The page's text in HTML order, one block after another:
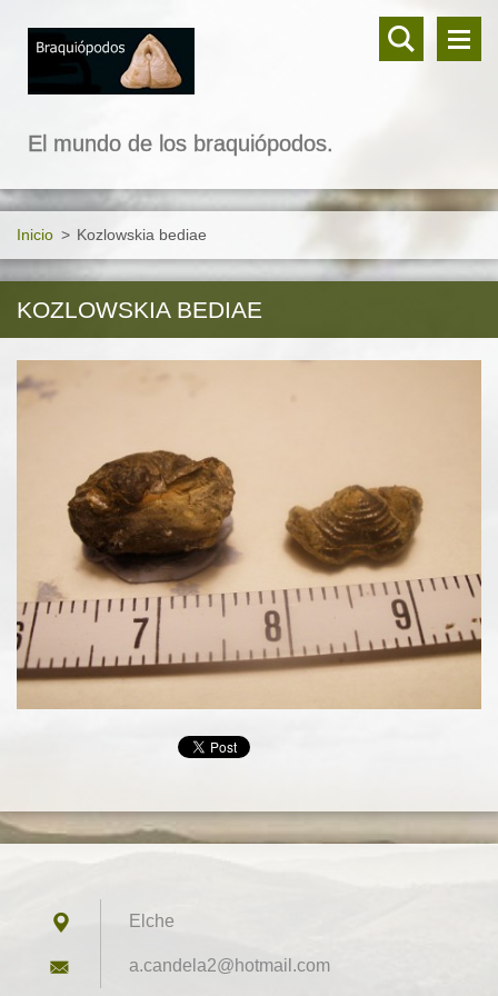
El mundo de los braquiópodos.
Inicio > Kozlowskia bediae
KOZLOWSKIA BEDIAE
Elche
a.candel a2@hotmail.com